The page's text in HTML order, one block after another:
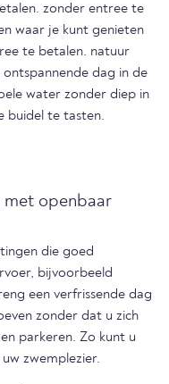
zonder entree te
waar je kunt genieten
te betalen. natuur
dag in de
water zonder diep in
buidel te tasten.
met openbaar
die goed
bijvoorbeeld
een verfrissende dag
zonder dat u zich
parkeren. Zo kunt u
zwemplezier.